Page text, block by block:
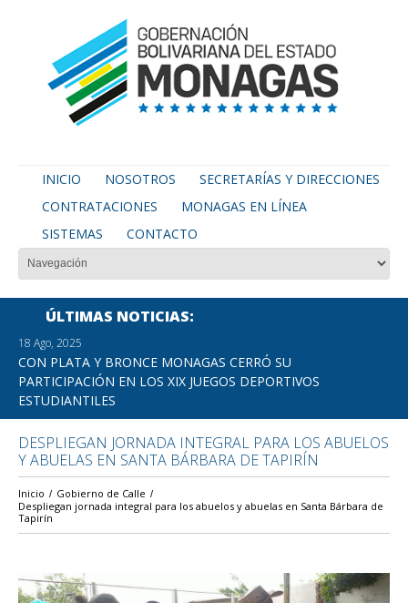
INICIO NOSOTROS
SECRETARÍAS Y DIRECCIONES
CONTRATACIONES
MONAGAS EN LÍNEA
SISTEMAS
CONTACTO
ÚLTIMAS NOTICIAS
18 Ago, 2025
CON PLATA Y BRONCE MONAGAS CERRÓ SU
PARTICIPACIÓN EN LOS XIX JUEGOS DEPORTIVOS
ESTUDIANTILES
DESPLIEGAN JORNADA INTEGRAL PARA LOS ABUELOS
Y ABUELAS EN SANTA BÁRBARA DE TAPIRÍN
Inicio
Gobierno de Calle
Despliegan jornada integral para los abuelos y abuelas en Santa Bárbara de
Tapirín